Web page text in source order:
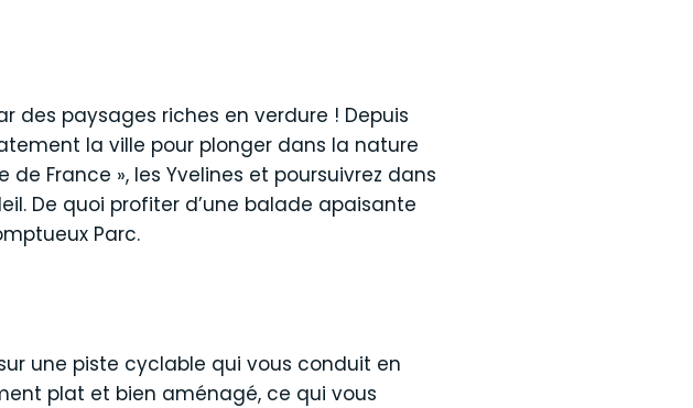
des paysages riches en verdure ! Depuis
la ville pour plonger dans la nature
France », les Yvelines et poursuivrez dans
De quoi profiter d’une balade apaisante
Parc.
une piste cyclable qui vous conduit en
plat et bien aménagé, ce qui vous